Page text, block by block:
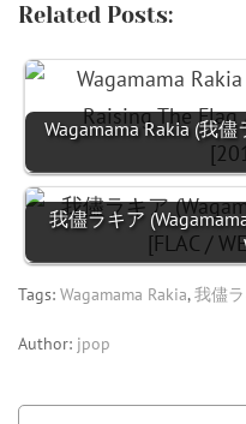
Related Posts:
Wagamama Rakia (我
我儘ラキア
Tags: Wagamama Rakia,我儘
Author: jpop